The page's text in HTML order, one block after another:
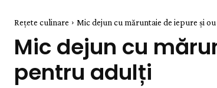
Rețete culinare Mic dejun cu măruntaie de iepure și
Mic dejun cu
pentru adulți